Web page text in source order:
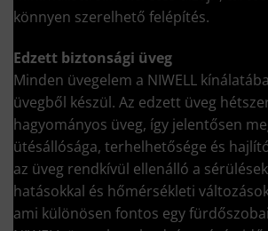
könnyen szerelhető felépítés.
Edzett biztonsági üveg
Minden üvegelem a NIWELL
üvegből készül. Az edzett üveg
hagyományos üveg, így jelentősen
ütésállósága, terhelhetősége és
az üveg rendkívül ellenálló a
hatásokkal és hőmérsékleti
ami különösen fontos egy